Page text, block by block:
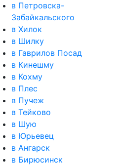
в Петровска-
Забайкальского
в Хилок
в Шилку
в Гаврилов Посад
в Кинешму
в Кохму
в Плес
в Пучеж
в Тейково
в Шую
в Юрьевец
в Ангарск
в Бирюсинск